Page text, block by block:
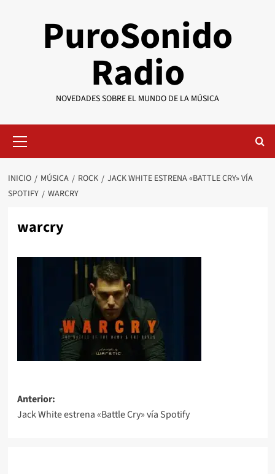
PuroSonido
Radio
NOVEDADES SOBRE EL MUNDO DE LA MÚSICA
primario
INICIO MÚSICA ROCK
JACK WHITE ESTRENA «BATTLE CRY» VÍA
SPOTIFY
WARCRY
warcry
Navegación
de
Anterior:
Jack White estrena «Battle Cry» vía Spotify